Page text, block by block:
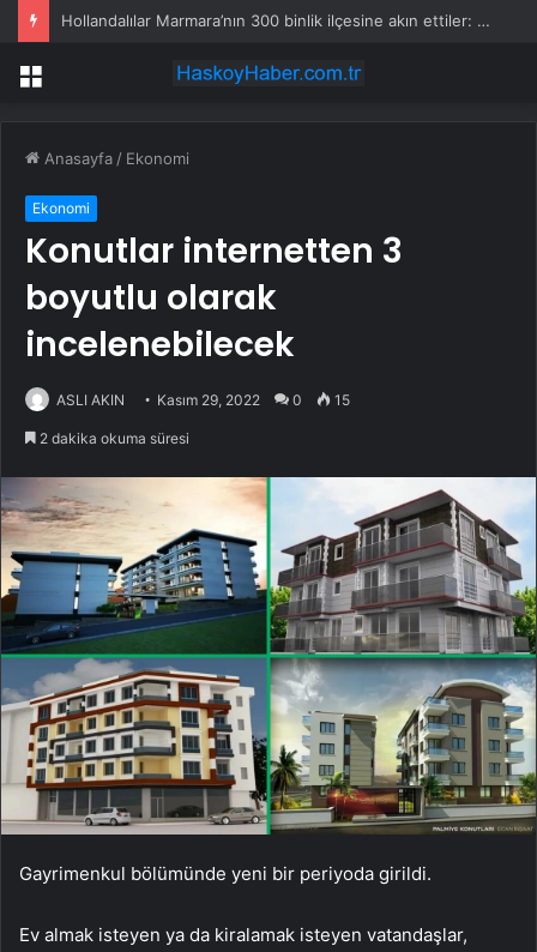
Hollandalılar Marmara’nın 300 binlik ilçesine akın ettiler: 500 ton satın alacaklar
Menü
Anasayfa / Ekonomi
Ekonomi
Konutlar internetten 3
boyutlu olarak
incelenebilecek
ASLI AKIN Kasım 29, 2022 0 15
2 dakika okuma süresi
Gayrimenkul bölümünde yeni bir periyoda girildi.
Ev almak isteyen ya da kiralamak isteyen vatandaşlar,